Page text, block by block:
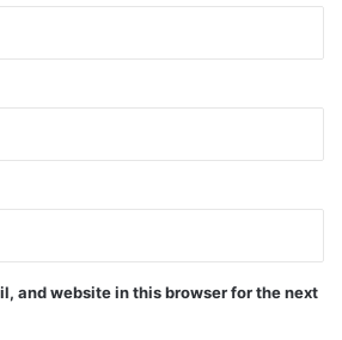
and website in this browser for the next